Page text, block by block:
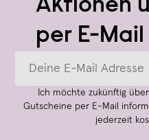
Aktionen
per E-
Ich möchte zukünftig
Gutscheine per E-Mail
jederzeit